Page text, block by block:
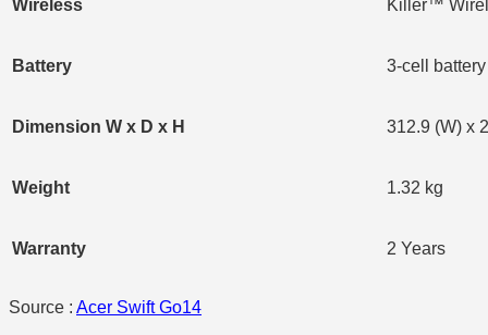
Wireless Killer™
Battery 3-cell
Dimension W x D x H 312.9 (W) x
Weight 1.32 kg
Warranty 2 Years
Source : Acer Swift Go14